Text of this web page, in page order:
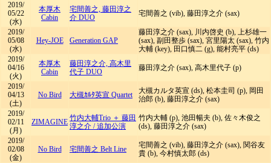
2019/
05/22
(水)
本厚木
Cabin
宅間善之, 藤田淳之
介 DUO
宅間善之 (vib), 藤田淳之介 (sax)
2019/
05/08
(水)
Hey-JOE Generation GAP
藤田淳之介 (sax), 川内啓史 (b), 上杉雄一
(sax), 副田整歩 (sax), 宮里陽太 (sax), 竹内
大輔 (key), 田口慎二 (g), 能村亮平 (ds)
2019/
04/16
(火)
本厚木
Cabin
藤田淳之介, 高木里
代子 DUO
藤田淳之介 (sax), 高木里代子 (p)
2019/
04/13
(土)
No Bird 大槻ｶﾙﾀ英宣 Quartet
大槻カルタ英宣 (ds), 松本圭司 (p), 岡田
治郎 (b), 藤田淳之介 (sax)
2019/
02/11
(月)
ZIMAGINE 竹内大輔Trio ＋ 藤田
淳之介 /追加公演
竹内大輔 (p), 池田暢夫 (b), 佐々木俊之
(ds), 藤田淳之介 (sax)
2019/
02/08
(金)
No Bird 宅間善之 Belt Line
宅間善之 (vib), 藤田淳之介 (sax), 関谷友
貴 (b), 今村慎太郎 (ds)